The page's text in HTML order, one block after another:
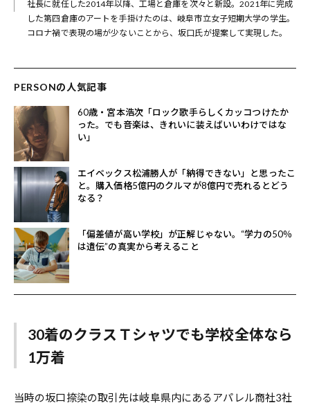
社長に就任した2014年以降、工場と倉庫を次々と新設。2021年に完成
した第四倉庫のアートを手掛けたのは、岐阜市立女子短期大学の学生。
コロナ禍で表現の場が少ないことから、坂口氏が提案して実現した。
PERSONの人気記事
60歳・宮本浩次「ロック歌手らしくカッコつけたか
った。でも音楽は、きれいに装えばいいわけではな
い」
エイベックス松浦勝人が「納得できない」と思ったこ
と。購入価格5億円のクルマが8億円で売れるとどう
なる？
「偏差値が高い学校」が正解じゃない。“学力の50％
は遺伝”の真実から考えること
30着のクラスＴシャツでも学校全体なら
1万着
当時の坂口捺染の取引先は岐阜県内にあるアパレル商社3社